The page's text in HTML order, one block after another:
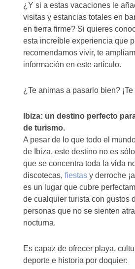
¿Y si a estas vacaciones le
visitas y estancias totales en
en tierra firme? Si quieres
esta increíble experiencia que
recomendamos vivir, te
información en este artículo.
¿Te animas a pasarlo bien?
Ibiza: un destino perfecto
de turismo.
A pesar de lo que todo el
de Ibiza, este destino no es
que se concentra toda la vida
discotecas,fiestas y derroche
es un lugar que cubre
de cualquier turista con gustos
personas que no se sienten
nocturna.
Es capaz de ofrecer playa,
deporte e historia por doquier: